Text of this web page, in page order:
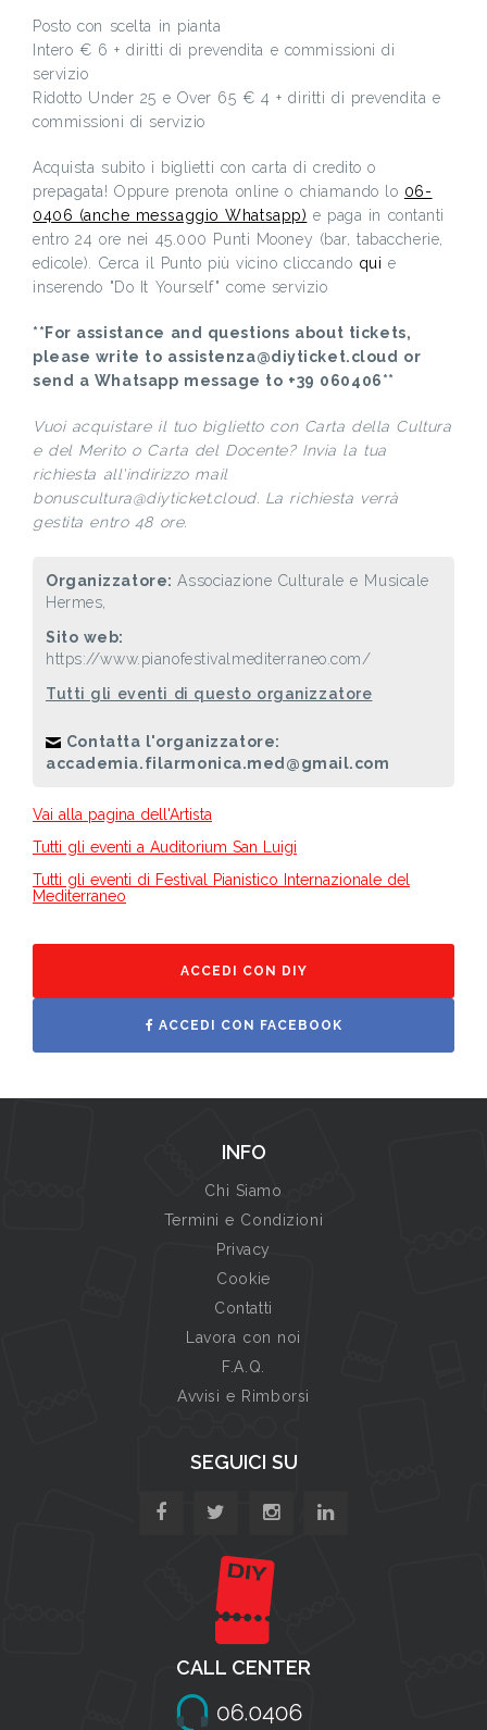
Posto con scelta in pianta
Intero € 6 + diritti di prevendita e commissioni di
servizio
Ridotto Under 25 e Over 65 € 4 + diritti di prevendita e
commissioni di servizio
Acquista subito i biglietti con carta di credito o
prepagata! Oppure prenota online o chiamando lo 06-
0406 (anche messaggio Whatsapp) e paga in contanti
entro 24 ore nei 45.000 Punti Mooney (bar, tabaccherie,
edicole). Cerca il Punto più vicino cliccando qui e
inserendo "Do It Yourself" come servizio
**For assistance and questions about tickets,
please write to assistenza@diyticket.cloud or
send a Whatsapp message to +39 060406**
Vuoi acquistare il tuo biglietto con Carta della Cultura
e del Merito o Carta del Docente? Invia la tua
richiesta all'indirizzo mail
bonuscultura@diyticket.cloud. La richiesta verrà
gestita entro 48 ore.
Organizzatore:Associazione Culturale e Musicale
Hermes,
Sito web:
https://www.pianofestivalmediterraneo.com/
Tutti gli eventi di questo organizzatore
Contatta l'organizzatore:
accademia.filarmonica.med@gmail.com
Vai alla pagina dell'Artista
Tutti gli eventi a Auditorium San Luigi
Tutti gli eventi di Festival Pianistico Internazionale del
Mediterraneo
ACCEDI CON DIY
ACCEDI CON FACEBOOK
INFO
Chi Siamo
Termini e Condizioni
Privacy
Cookie
Contatti
Lavora con noi
F.A.Q.
Avvisi e Rimborsi
SEGUICI SU
CALL CENTER